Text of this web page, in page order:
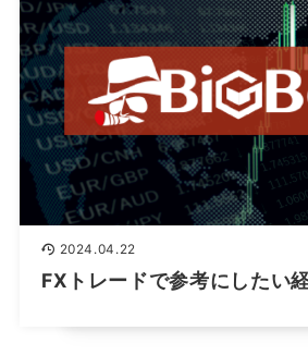
2024.04.22
FXトレードで参考にしたい